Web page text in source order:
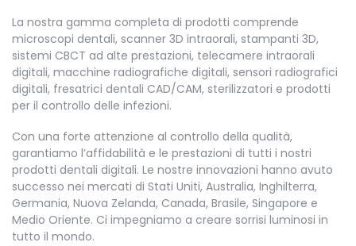
La nostra gamma completa di prodotti comprende
microscopi dentali, scanner 3D intraorali, stampanti 3D,
sistemi CBCT ad alte prestazioni, telecamere intraorali
digitali, macchine radiografiche digitali, sensori radiografici
digitali, fresatrici dentali CAD/CAM, sterilizzatori e prodotti
per il controllo delle infezioni.
Con una forte attenzione al controllo della qualità,
garantiamo l’affidabilità e le prestazioni di tutti i nostri
prodotti dentali digitali. Le nostre innovazioni hanno avuto
successo nei mercati di Stati Uniti, Australia, Inghilterra,
Germania, Nuova Zelanda, Canada, Brasile, Singapore e
Medio Oriente. Ci impegniamo a creare sorrisi luminosi in
tutto il mondo.